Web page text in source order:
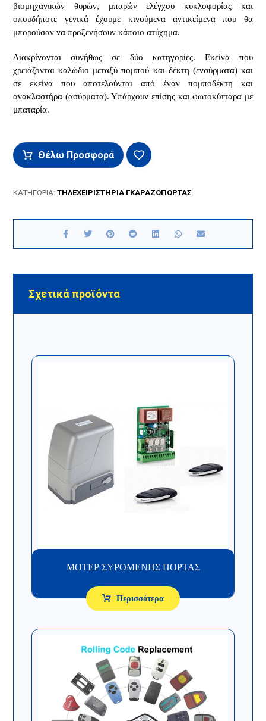
βιομηχανικών θυρών, μπαρών ελέγχου κυκλοφορίας και
οπουδήποτε γενικά έχουμε κινούμενα αντικείμενα που θα
μπορούσαν να προξενήσουν κάποιο ατύχημα.
Διακρίνονται συνήθως σε δύο κατηγορίες. Εκείνα που
χρειάζονται καλώδιο μεταξύ πομπού και δέκτη (ενσύρματα) και
σε εκείνα που αποτελούνται από έναν πομποδέκτη και
ανακλαστήρα (ασύρματα). Υπάρχουν επίσης και φωτοκύτταρα με
μπαταρία.
Θέλω Προσφορά
ΚΑΤΗΓΟΡΊΑ:ΤΗΛΕΧΕΙΡΙΣΤΗΡΙΑ ΓΚΑΡΑΖΟΠΟΡΤΑΣ
Σχετικά προϊόντα
ΜΟΤΕΡ ΣΥΡΟΜΕΝΗΣ ΠΟΡΤΑΣ
Περισσότερα